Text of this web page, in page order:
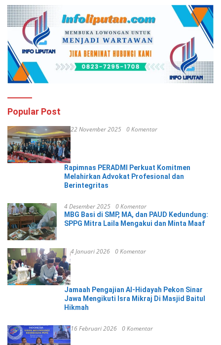
Popular Post
22 November 2025 0 Komentar
Rapimnas PERADMI Perkuat Komitmen
Melahirkan Advokat Profesional dan
Berintegritas
4 Desember 2025 0 Komentar
MBG Basi di SMP, MA, dan PAUD Kedundung:
SPPG Mitra Laila Mengakui dan Minta Maaf
4 Januari 2026 0 Komentar
Jamaah Pengajian Al-Hidayah Pekon Sinar
Jawa Mengikuti Isra Mikraj Di Masjid Baitul
Hikmah
16 Februari 2026 0 Komentar